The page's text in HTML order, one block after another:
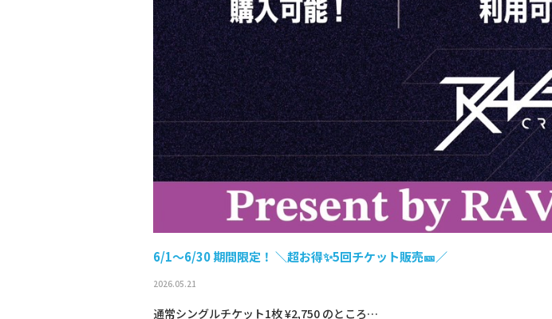
6/1〜6/30 期間限定！ ＼超お得✨5回チケット販売🎫／
2026.05.21
通常シングルチケット1枚 ¥2,750 のところ…